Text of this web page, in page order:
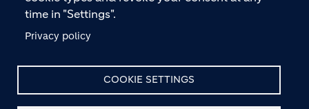
time in "Settings".
Privacy policy
COOKIE SETTINGS